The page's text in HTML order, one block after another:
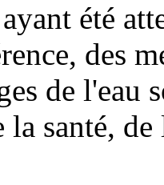
été
des
de l'eau
la santé,